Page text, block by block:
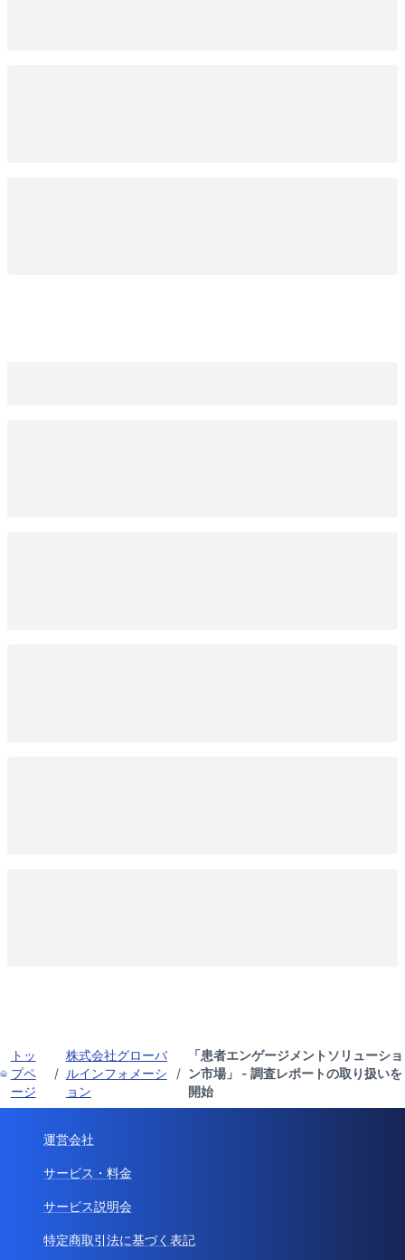
トッ
プペ
ージ
/
株式会社グローバ
ルインフォメーシ
ョン
/
「患者エンゲージメントソリューショ
ン市場」 - 調査レポートの取り扱いを
開始
運営会社
サービス・料金
サービス説明会
特定商取引法に基づく表記